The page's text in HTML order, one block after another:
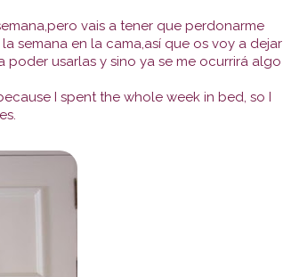
vais a tener que perdonarme
semana en la cama,así que os voy a dejar
usarlas y sino ya se me ocurrirá algo
I spent the whole week in bed, so I